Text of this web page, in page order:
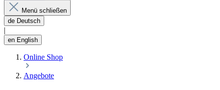
Menü schließen
de Deutsch
en English
Online Shop
Angebote